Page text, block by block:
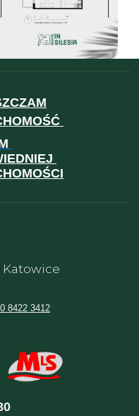
Katowice
8422 3412